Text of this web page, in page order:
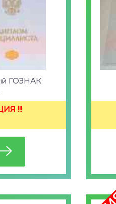
ГОЗНАК
!!!